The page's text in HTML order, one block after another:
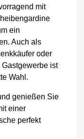
mit
ein
Auch als
oder
ist
Wahl.
genießen Sie
einer
perfekt